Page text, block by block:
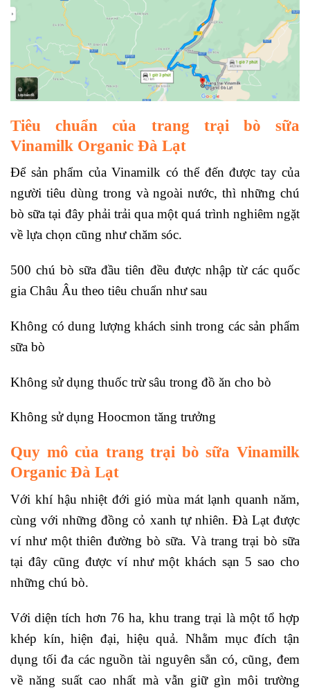
Tiêu chuẩn của trang trại bò sữa
Vinamilk Organic Đà Lạt
Để sản phẩm của Vinamilk có thể đến được tay của
người tiêu dùng trong và ngoài nước, thì những chú
bò sữa tại đây phải trải qua một quá trình nghiêm ngặt
về lựa chọn cũng như chăm sóc.
500 chú bò sữa đầu tiên đều được nhập từ các quốc
gia Châu Âu theo tiêu chuẩn như sau
Không có dung lượng khách sinh trong các sản phẩm
sữa bò
Không sử dụng thuốc trừ sâu trong đồ ăn cho bò
Không sử dụng Hoocmon tăng trưởng
Quy mô của trang trại bò sữa Vinamilk
Organic Đà Lạt
Với khí hậu nhiệt đới gió mùa mát lạnh quanh năm,
cùng với những đồng cỏ xanh tự nhiên. Đà Lạt được
ví như một thiên đường bò sữa. Và trang trại bò sữa
tại đây cũng được ví như một khách sạn 5 sao cho
những chú bò.
Với diện tích hơn 76 ha, khu trang trại là một tổ hợp
khép kín, hiện đại, hiệu quả. Nhằm mục đích tận
dụng tối đa các nguồn tài nguyên sẳn có, cũng, đem
về năng suất cao nhất mà vẫn giữ gìn môi trường